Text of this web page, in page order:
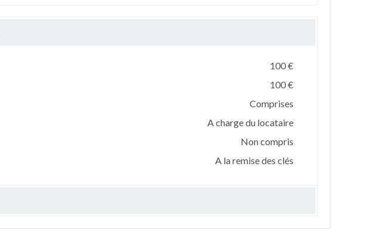
100 €
100 €
Comprises
A charge du locataire
Non compris
A la remise des clés